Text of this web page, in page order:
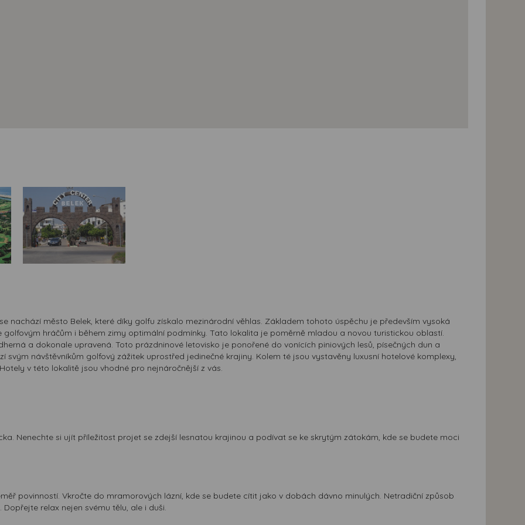
nachází město Belek, které díky golfu získalo mezinárodní věhlas. Základem tohoto úspěchu je především vysoká
hráčům i během zimy optimální podmínky. Tato lokalita je poměrně mladou a novou turistickou oblastí.
a dokonale upravená. Toto prázdninové letovisko je ponořené do vonících piniových lesů, písečných dun a
návštěvníkům golfový zážitek uprostřed jedinečné krajiny. Kolem té jsou vystavěny luxusní hotelové komplexy,
v této lokalitě jsou vhodné pro nejnáročnější z vás.
Nenechte si ujít příležitost projet se zdejší lesnatou krajinou a podívat se ke skrytým zátokám, kde se budete moci
povinností. Vkročte do mramorových lázní, kde se budete cítit jako v dobách dávno minulých. Netradiční způsob
relax nejen svému tělu, ale i duši.